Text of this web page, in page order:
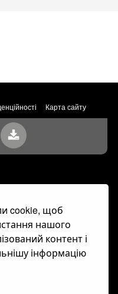
cookie, щоб
нашого
контент і
інформацію
Карта сайту